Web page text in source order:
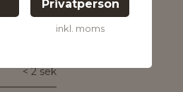
Privatperson
inkl. moms
Ja
< 2 sek